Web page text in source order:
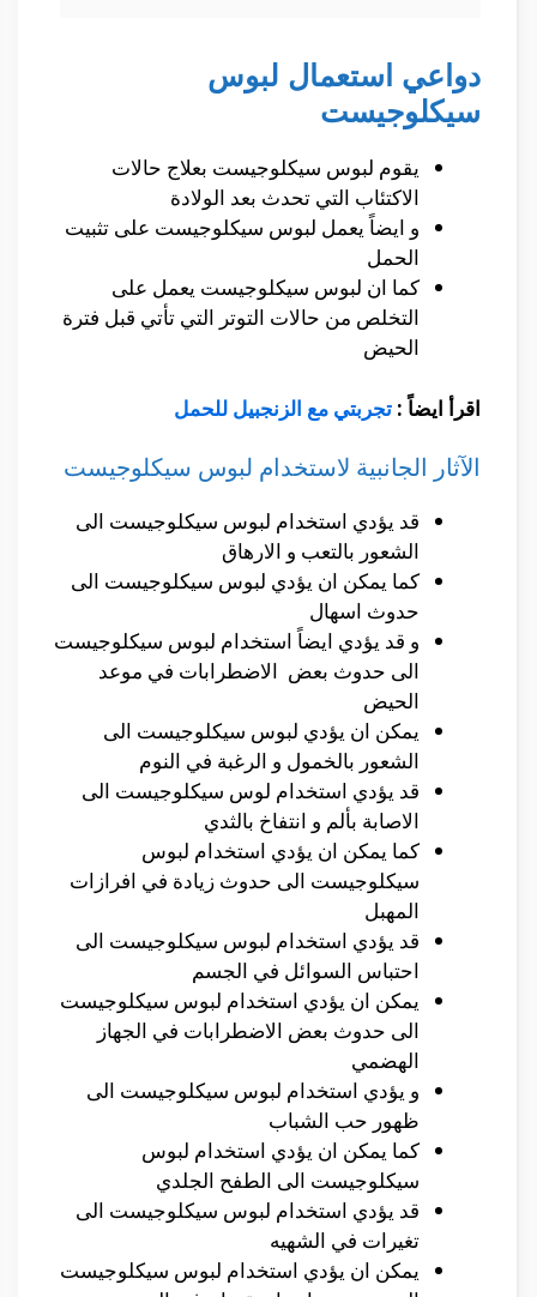
دواعي استعمال لبوس
سيكلوجيست
يقوم لبوس سيكلوجيست بعلاج حالات
الاكتئاب التي تحدث بعد الولادة
و ايضاً يعمل لبوس سيكلوجيست على تثبيت
الحمل
كما ان لبوس سيكلوجيست يعمل على
التخلص من حالات التوتر التي تأتي قبل فترة
الحيض
اقرأ ايضاً : تجربتي مع الزنجبيل للحمل
الآثار الجانبية لاستخدام لبوس سيكلوجيست
قد يؤدي استخدام لبوس سيكلوجيست الى
الشعور بالتعب و الارهاق
كما يمكن ان يؤدي لبوس سيكلوجيست الى
حدوث اسهال
و قد يؤدي ايضاً استخدام لبوس سيكلوجيست
الى حدوث بعض الاضطرابات في موعد
الحيض
يمكن ان يؤدي لبوس سيكلوجيست الى
الشعور بالخمول و الرغبة في النوم
قد يؤدي استخدام لوس سيكلوجيست الى
الاصابة بألم و انتفاخ بالثدي
كما يمكن ان يؤدي استخدام لبوس
سيكلوجيست الى حدوث زيادة في افرازات
المهبل
قد يؤدي استخدام لبوس سيكلوجيست الى
احتباس السوائل في الجسم
يمكن ان يؤدي استخدام لبوس سيكلوجيست
الى حدوث بعض الاضطرابات في الجهاز
الهضمي
و يؤدي استخدام لبوس سيكلوجيست الى
ظهور حب الشباب
كما يمكن ان يؤدي استخدام لبوس
سيكلوجيست الى الطفح الجلدي
قد يؤدي استخدام لبوس سيكلوجيست الى
تغيرات في الشهيه
يمكن ان يؤدي استخدام لبوس سيكلوجيست